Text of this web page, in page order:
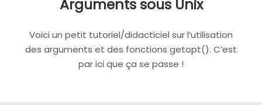
Arguments sous Unix
Voici un petit tutoriel/didacticiel sur l’utilisation
des arguments et des fonctions getopt(). C’est
par ici que ça se passe !